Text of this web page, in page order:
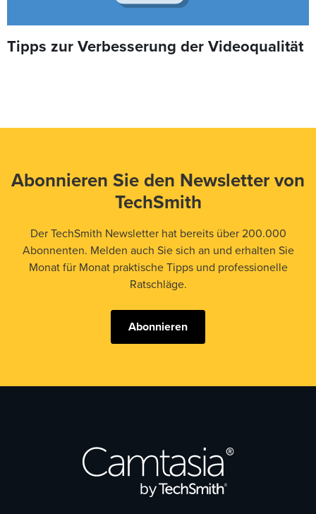
Tipps zur Verbesserung der Videoqualität
Abonnieren Sie den Newsletter von
TechSmith
Der TechSmith Newsletter hat bereits über 200.000
Abonnenten. Melden auch Sie sich an und erhalten Sie
Monat für Monat praktische Tipps und professionelle
Ratschläge.
Abonnieren